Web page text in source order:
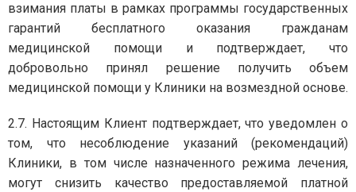
взимания платы в рамках программы государственных
гарантий бесплатного оказания гражданам
медицинской помощи и подтверждает, что
добровольно принял решение получить объем
медицинской помощи у Клиники на возмездной основе.
2.7. Настоящим Клиент подтверждает, что уведомлен о
том, что несоблюдение указаний (рекомендаций)
Клиники, в том числе назначенного режима лечения,
могут снизить качество предоставляемой платной